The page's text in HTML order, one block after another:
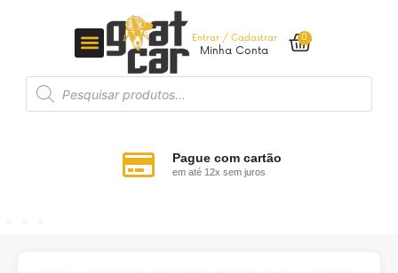
Entrar / Cadastrar
Minha Conta
0
Pague com cartão
em até 12x sem juros